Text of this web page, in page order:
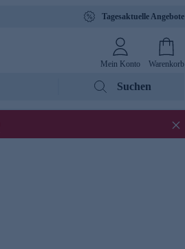
Tagesaktuelle Angebote
Mein Konto Warenkorb
Suchen